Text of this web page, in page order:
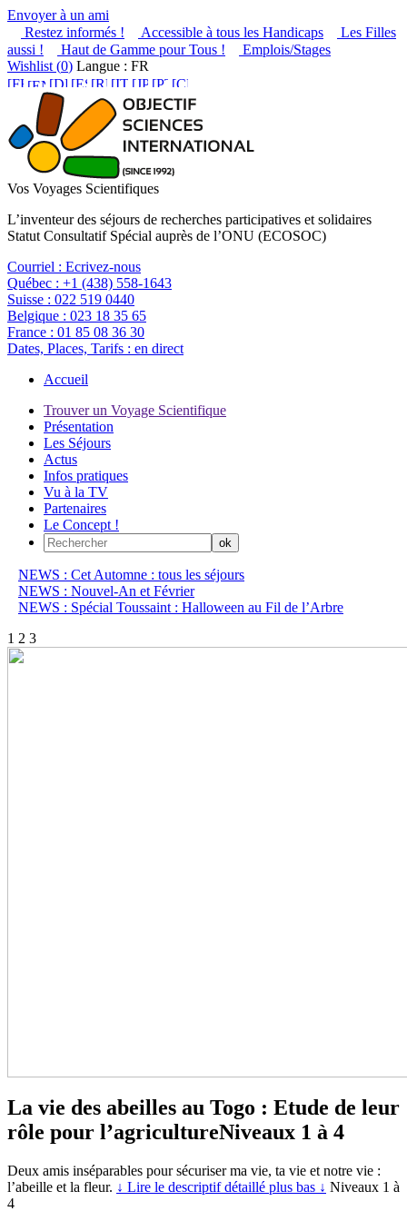
Envoyer à un ami
Restez informés !
Accessible à tous les Handicaps
Les Filles
aussi !
Haut de Gamme pour Tous !
Emplois/Stages
Wishlist (0) Langue : FR
Vos Voyages Scientifiques
L’inventeur des séjours de recherches participatives et solidaires
Statut Consultatif Spécial auprès de l’ONU (ECOSOC)
Courriel : Ecrivez-nous
Québec : +1 (438) 558-1643
Suisse : 022 519 0440
Belgique : 023 18 35 65
France : 01 85 08 36 30
Dates, Places, Tarifs : en direct
Accueil
Trouver un Voyage Scientifique
Présentation
Les Séjours
Actus
Infos pratiques
Vu à la TV
Partenaires
Le Concept !
NEWS : Cet Automne : tous les séjours
NEWS : Nouvel-An et Février
NEWS : Spécial Toussaint : Halloween au Fil de l’Arbre
1 2 3
La vie des abeilles au Togo : Etude de leur
rôle pour l’agricultureNiveaux 1 à 4
Deux amis inséparables pour sécuriser ma vie, ta vie et notre vie :
l’abeille et la fleur. ↓ Lire le descriptif détaillé plus bas ↓ Niveaux 1 à
4